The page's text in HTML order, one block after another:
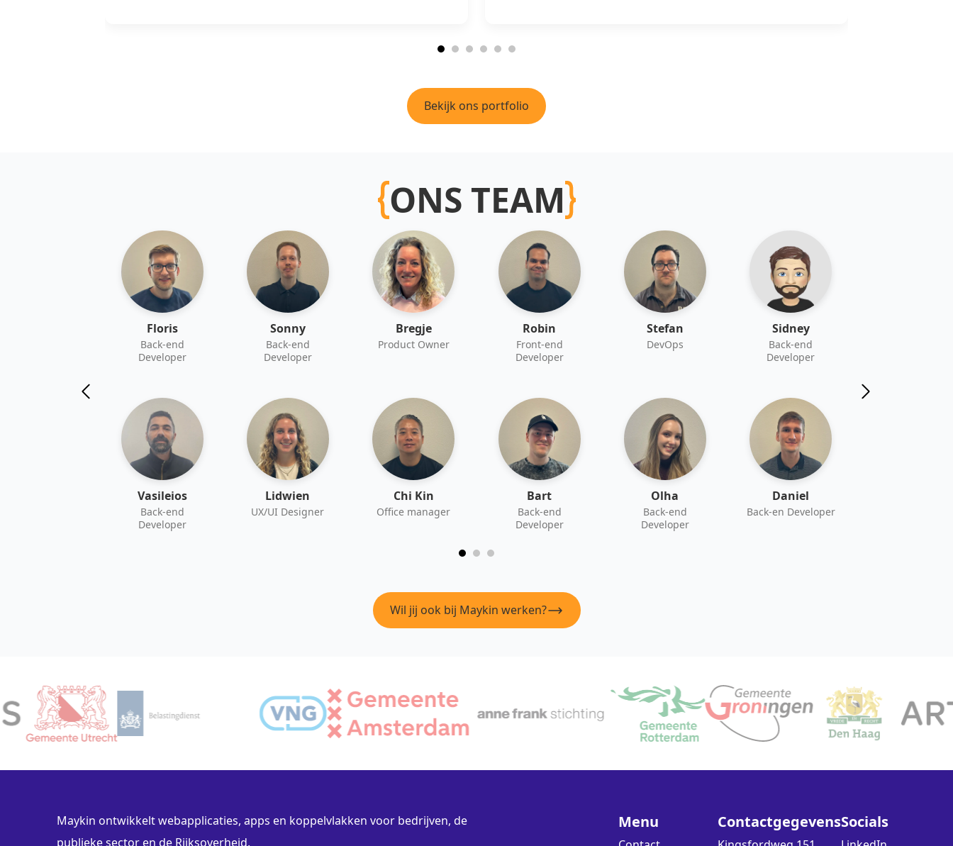
Bekijk ons portfolio
ONS TEAM
Floris
Back-end
Developer
Sonny
Back-end
Developer
Bregje
Product Owner
Robin
Front-end
Developer
Stefan
DevOps
Sidney
Back-end
Developer
Vasileios
Back-end
Developer
Lidwien
UX/UI Designer
Chi Kin
Office manager
Bart
Back-end
Developer
Olha
Back-end
Developer
Daniel
Back-en Developer
Wil jij ook bij Maykin werken?
Maykin ontwikkelt webapplicaties, apps en koppelvlakken voor bedrijven, de
publieke sector en de Rijksoverheid.
Menu ContactgegevensSocials